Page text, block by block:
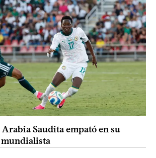
Saudita empató en su